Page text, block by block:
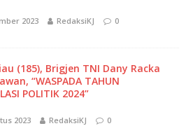
2023 RedaksiKJ 0
(185), Brigjen TNI Dany Racka
“WASPADA TAHUN
POLITIK 2024”
2023 RedaksiKJ 0